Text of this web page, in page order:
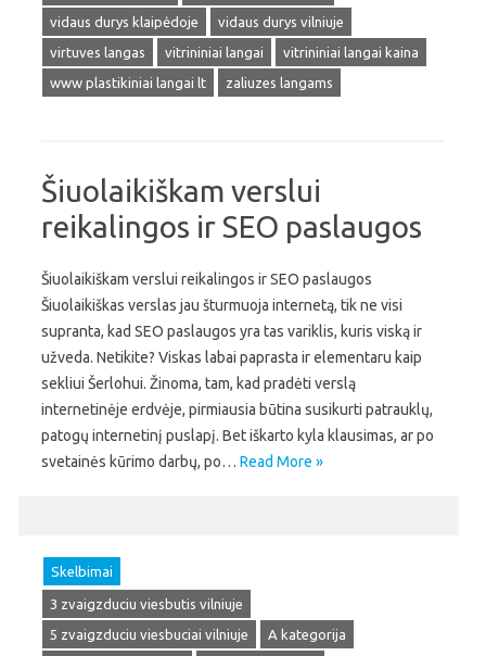
vidaus durys klaipėdoje
vidaus durys vilniuje
virtuves langas
vitrininiai langai
vitrininiai langai kaina
www plastikiniai langai lt
zaliuzes langams
Šiuolaikiškam verslui
reikalingos ir SEO paslaugos
Šiuolaikiškam verslui reikalingos ir SEO paslaugos
Šiuolaikiškas verslas jau šturmuoja internetą, tik ne visi
supranta, kad SEO paslaugos yra tas variklis, kuris viską ir
užveda. Netikite? Viskas labai paprasta ir elementaru kaip
sekliui Šerlohui. Žinoma, tam, kad pradėti verslą
internetinėje erdvėje, pirmiausia būtina susikurti patrauklų,
patogų internetinį puslapį. Bet iškarto kyla klausimas, ar po
svetainės kūrimo darbų, po… Read More »
Skelbimai
3 zvaigzduciu viesbutis vilniuje
5 zvaigzduciu viesbuciai vilniuje
A kategorija